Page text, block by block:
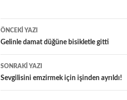
Yazı
dolaşımı
ÖNCEKI YAZI
Gelinle damat düğüne bisikletle gitti
SONRAKI YAZI
Sevgilisini emzirmek için işinden ayrıldı!